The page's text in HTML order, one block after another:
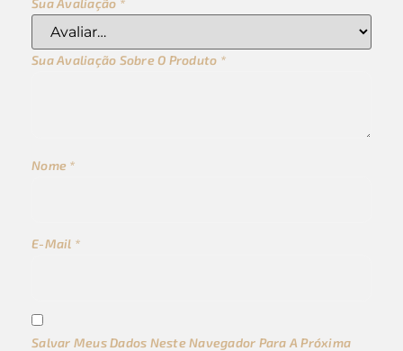
Sua Avaliação Sobre O Produto *
Nome *
E-Mail *
Salvar Meus Dados Neste Navegador Para A Próxima